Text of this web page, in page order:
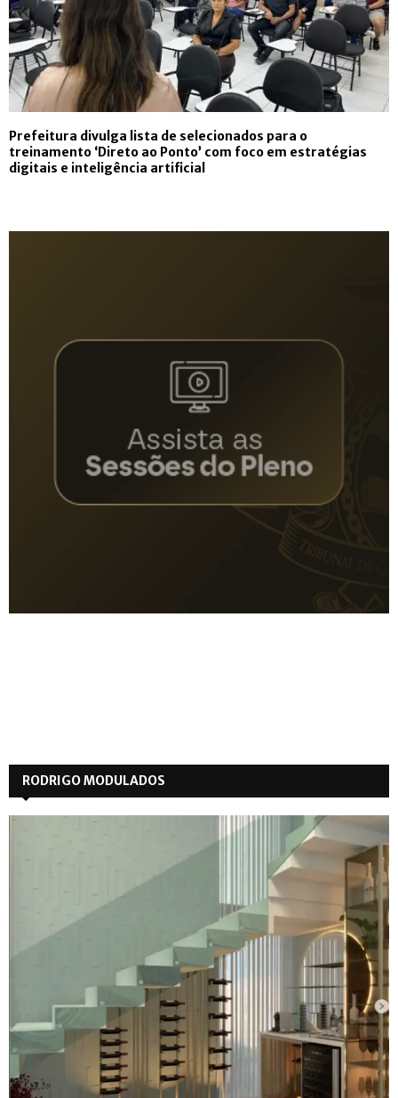
Prefeitura divulga lista de selecionados para o
treinamento ‘Direto ao Ponto’ com foco em estratégias
digitais e inteligência artificial
RODRIGO MODULADOS